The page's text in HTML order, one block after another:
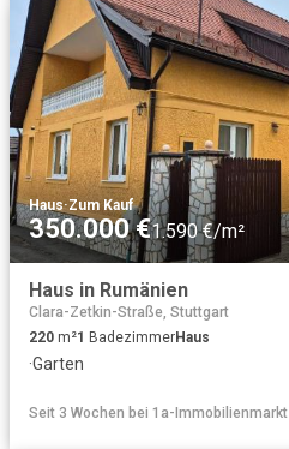
Haus·Zum Kauf
350.000 €1.590 €/m²
Haus in Rumänien
Clara-Zetkin-Straße, Stuttgart
220 m²1 BadezimmerHaus
·Garten
Seit 3 Wochen bei 1a-Immobilienmarkt